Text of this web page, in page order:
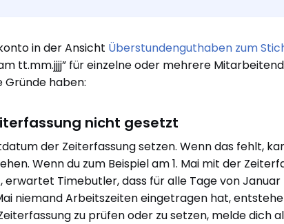
in der Ansicht Überstundenguthaben zum
tt.mm.jjjj” für einzelne oder mehrere
Gründe haben:
nicht gesetzt
der Zeiterfassung setzen. Wenn das fehlt,
Wenn du zum Beispiel am 1. Mai mit der
Timebutler, dass für alle Tage von
niemand Arbeitszeiten eingetragen hat,
zu prüfen oder zu setzen, melde dich